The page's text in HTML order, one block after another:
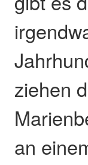
ziehen
an